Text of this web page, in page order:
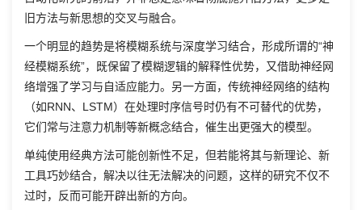
旧方法与新思想的交叉与融合。
一个明显的趋势是将模糊系统与深度学习结合，形成所谓的“神
经模糊系统”，既保留了模糊逻辑的解释性优势，又借助神经网
络增强了学习与自适应能力。另一方面，传统神经网络的结构
（如RNN、LSTM）在处理时序信号时仍有不可替代的优势，
它们常与注意力机制等新概念结合，催生出更强大的模型。
单纯使用经典方法可能创新性不足，但若能将其与新理论、新
工具巧妙结合，解决以往无法解决的问题，这样的研究不仅不
过时，反而可能开辟出新的方向。